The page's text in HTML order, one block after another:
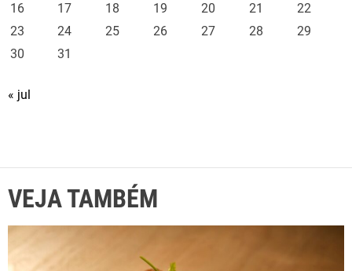
16 17 18 19 20 21
22
23
24 25 26 27 28
29
30
31
« jul
VEJA TAMBÉM